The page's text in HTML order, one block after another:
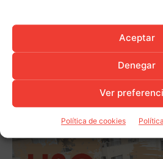
Aceptar
Denegar
Ver
Política de cookies